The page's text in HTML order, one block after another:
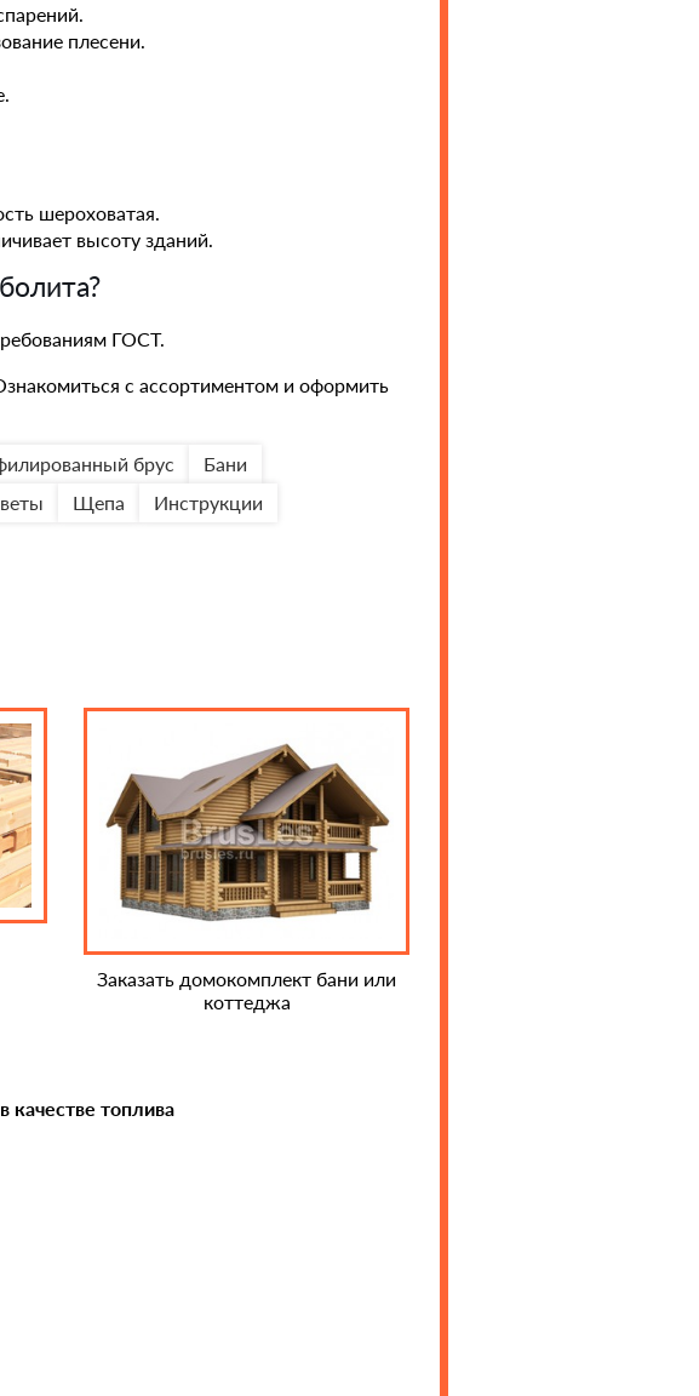
плесени.
шероховатая.
высоту зданий.
ГОСТ.
с ассортиментом и оформить
брус
Бани
Щепа Инструкции
Заказать домокомплект бани или
коттеджа
качестве топлива